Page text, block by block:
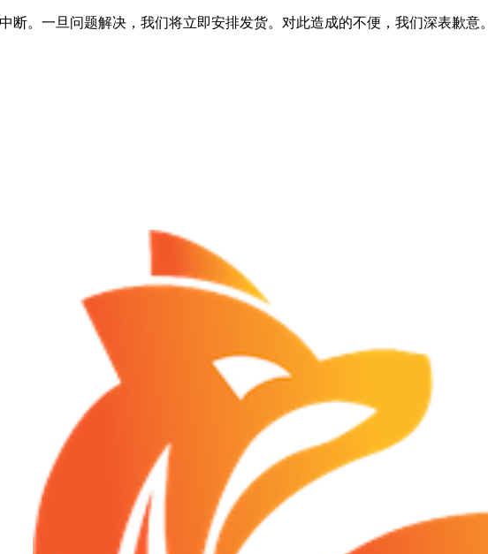
断。一旦问题解决，我们将立即安排发货。对此造成的不便，我们深表歉意。